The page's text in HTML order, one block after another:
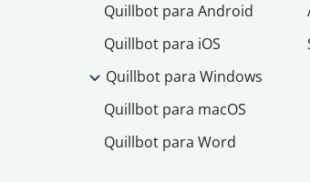
Quillbot para Android
Quillbot para iOS
Quillbot para Windows
Quillbot para macOS
Quillbot para Word